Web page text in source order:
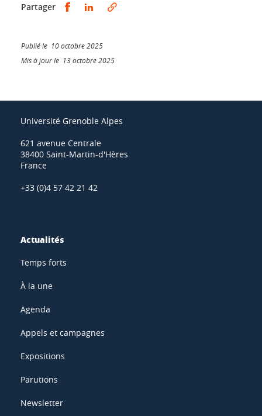
Partager Partager sur Facebook
Partager sur LinkedIn
Publié le 10 octobre 2025
Mis à jour le 13 octobre 2025
Université Grenoble Alpes
621 avenue Centrale
38400 Saint-Martin-d'Hères
France
+33 (0)4 57 42 21 42
Actualités
Temps forts
À la une
Agenda
Appels et campagnes
Expositions
Parutions
Newsletter